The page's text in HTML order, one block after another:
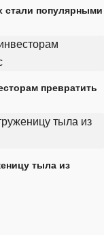
стали популярными
превратить
тыла из